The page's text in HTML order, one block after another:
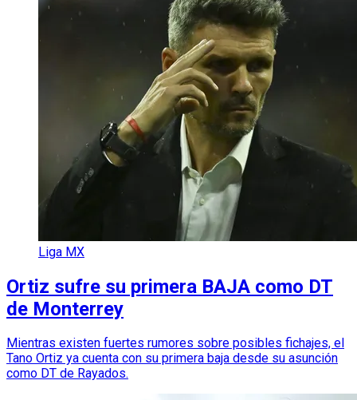
Liga MX
Ortiz sufre su primera BAJA como DT
de Monterrey
Mientras existen fuertes rumores sobre posibles fichajes, el
Tano Ortiz ya cuenta con su primera baja desde su asunción
como DT de Rayados.